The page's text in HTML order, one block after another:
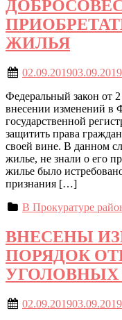
ЖИЛЬЯ
02.09.201903.09.2019
Федеральный закон от
внесении изменений в
государственной
защитить права
своей вине. В данном
жилье, не знали о его
жилье было
признания […]
В Прокуратуре
ВНЕСЕНЫ
ПОРЯДОК
УГОЛОВНЫХ
02.09.201903.09.2019